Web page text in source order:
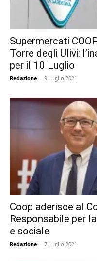
Supermercati
Torre degli Ulivi:
per il 10 Luglio
Redazione - 9 Luglio 2021
Coop aderisce al
Responsabile per
e sociale
Redazione - 7 Luglio 2021